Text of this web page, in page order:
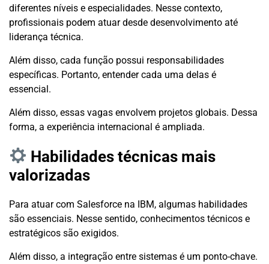
diferentes níveis e especialidades. Nesse contexto,
profissionais podem atuar desde desenvolvimento até
liderança técnica.
Além disso, cada função possui responsabilidades
específicas. Portanto, entender cada uma delas é
essencial.
Além disso, essas vagas envolvem projetos globais. Dessa
forma, a experiência internacional é ampliada.
Habilidades técnicas mais
valorizadas
Para atuar com Salesforce na IBM, algumas habilidades
são essenciais. Nesse sentido, conhecimentos técnicos e
estratégicos são exigidos.
Além disso, a integração entre sistemas é um ponto-chave.